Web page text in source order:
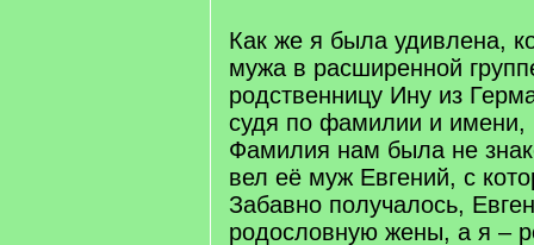
Как же я была удивлена,
мужа в расширенной
родственницу Ину из
судя по фамилии и имени,
Фамилия нам была не
вел её муж Евгений, с
Забавно получалось,
родословную жены, а я –